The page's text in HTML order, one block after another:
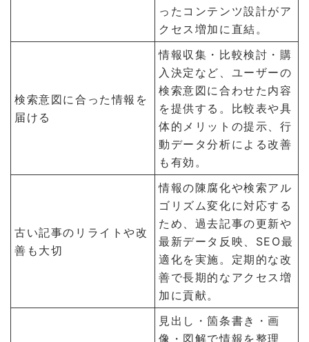
ったコンテンツ設計がア
クセス増加に直結。
検索意図に合った情報を
届ける
情報収集・比較検討・購
入決定など、ユーザーの
検索意図に合わせた内容
を提供する。比較表や具
体的メリットの提示、行
動データ分析による改善
も有効。
古い記事のリライトや改
善も大切
情報の陳腐化や検索アル
ゴリズム変化に対応する
ため、過去記事の更新や
最新データ反映、SEO最
適化を実施。定期的な改
善で長期的なアクセス増
加に貢献。
見出し・箇条書き・画
像・図解で情報を整理